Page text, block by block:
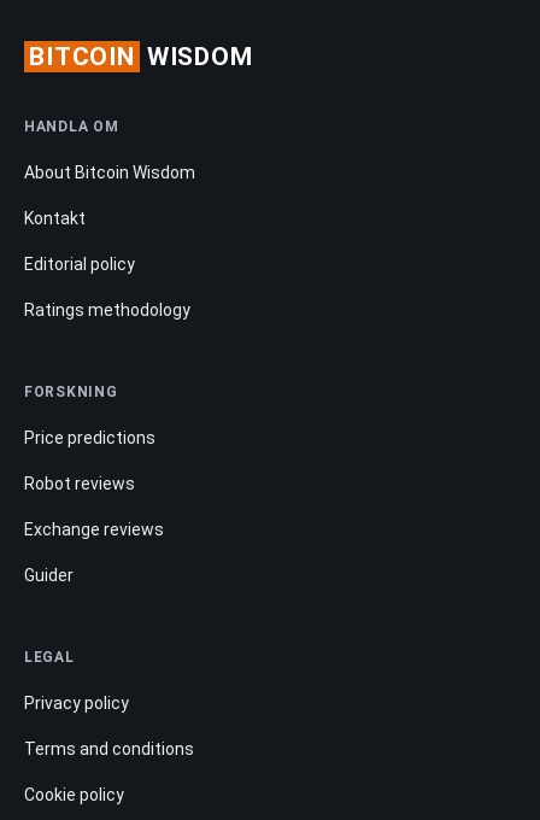
BITCOIN WISDOM
HANDLA OM
About Bitcoin Wisdom
Kontakt
Editorial policy
Ratings methodology
FORSKNING
Price predictions
Robot reviews
Exchange reviews
Guider
LEGAL
Privacy policy
Terms and conditions
Cookie policy